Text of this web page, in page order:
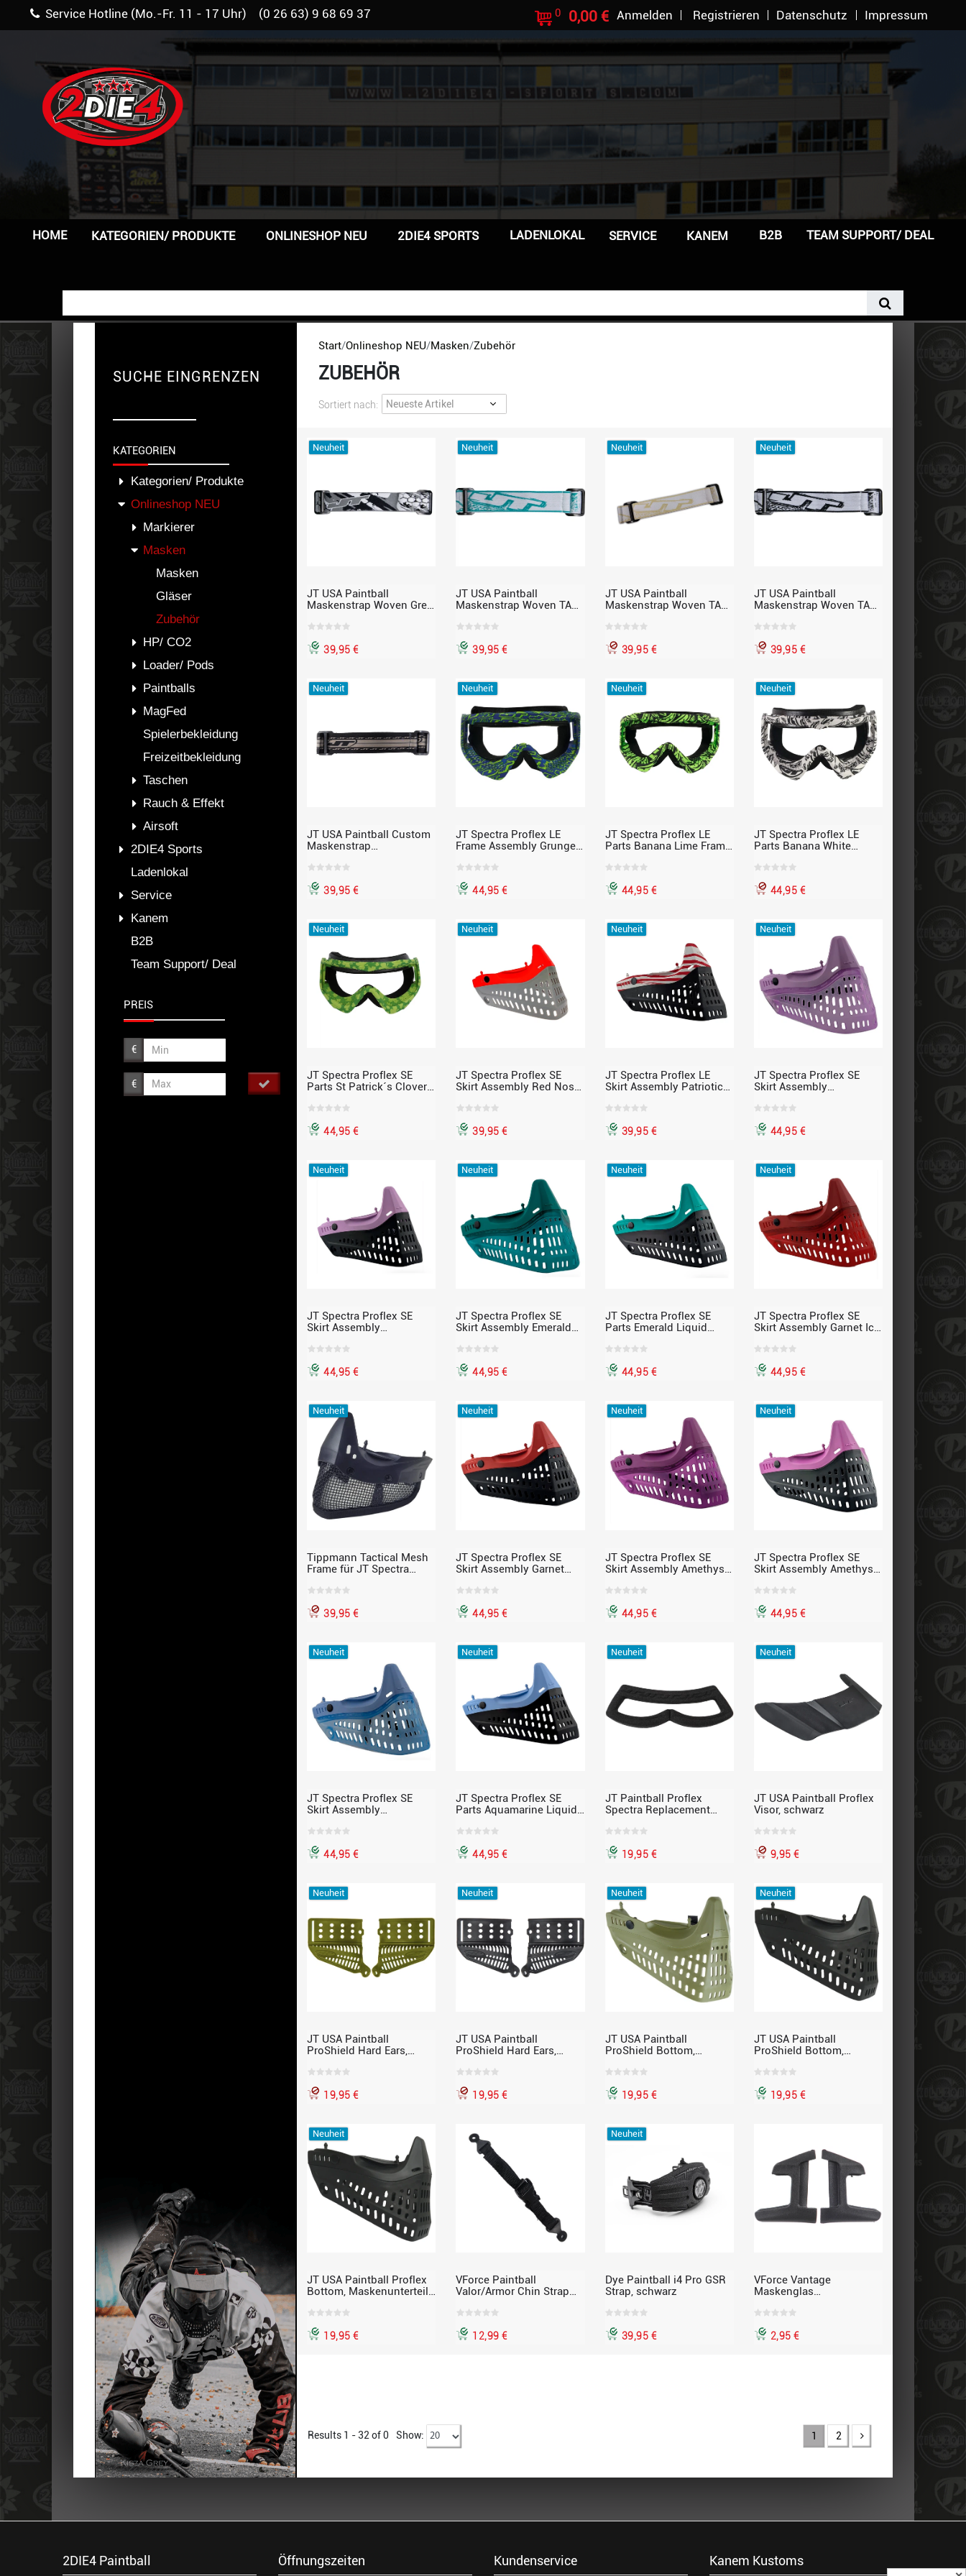
Service Hotline (Mo.-Fr. 11 - 17 Uhr) (0 26 63) 9 68 69 37 0 0,00 € Anmelden Registrieren Datenschutz Impressum
HOME KATEGORIEN/ PRODUKTE ONLINESHOP NEU 2DIE4 SPORTS LADENLOKAL SERVICE KANEM B2B TEAM SUPPORT/ DEAL
SUCHE EINGRENZEN
KATEGORIEN
Kategorien/ Produkte
Onlineshop NEU
Markierer
Masken
Masken
Gläser
Zubehör
HP/ CO2
Loader/ Pods
Paintballs
MagFed
Spielerbekleidung
Freizeitbekleidung
Taschen
Rauch & Effekt
Airsoft
2DIE4 Sports
Ladenlokal
Service
Kanem
B2B
Team Support/ Deal
PREIS
€
€
Start Onlineshop NEU Masken Zubehör
ZUBEHÖR
Sortiert nach:
Neuheit
JT USA Paintball
Maskenstrap Woven Grey
passend für JT Proflex
39,95 €
Neuheit
JT USA Paintball
Maskenstrap Woven TAO
Edition, passend für JT
Proflex
39,95 €
Neuheit
JT USA Paintball
Maskenstrap Woven TAO
passend für JT Proflex
39,95 €
Neuheit
JT USA Paintball
Maskenstrap Woven TAO
passend für JT Proflex
39,95 €
Neuheit
JT USA Paintball Custom
Maskenstrap
Edition, passend für JT
Proflex
39,95 €
Neuheit
JT Spectra Proflex LE
Frame Assembly Grunge
Edition Maskenrahmen
44,95 €
Neuheit
JT Spectra Proflex LE
Parts Banana Lime Frame
44,95 €
Neuheit
JT Spectra Proflex LE
Parts Banana White
44,95 €
Neuheit
JT Spectra Proflex SE
Parts St Patrick´s Clover
44,95 €
Neuheit
JT Spectra Proflex SE
Skirt Assembly Red Nose
passend für Proflex
39,95 €
Neuheit
JT Spectra Proflex LE
Skirt Assembly Patriotic
Limited Edition, passend
für Proflex
39,95 €
Neuheit
JT Spectra Proflex SE
Skirt Assembly
Standard Chin Strap,
passend für Proflex
44,95 €
Neuheit
JT Spectra Proflex SE
Skirt Assembly
Black Skirt – MCS,
passend für Proflex
44,95 €
Neuheit
JT Spectra Proflex SE
Skirt Assembly Emerald
Strap, passend für Proflex
44,95 €
Neuheit
JT Spectra Proflex SE
Parts Emerald Liquid
44,95 €
Neuheit
JT Spectra Proflex SE
Skirt Assembly Garnet Ice
Strap, passend für Proflex
44,95 €
Neuheit
Tippmann Tactical Mesh
Frame für JT Spectra
39,95 €
Neuheit
JT Spectra Proflex SE
Skirt Assembly Garnet
passend für Proflex
44,95 €
Neuheit
JT Spectra Proflex SE
Skirt Assembly Amethyst
Strap, passend für Proflex
44,95 €
Neuheit
JT Spectra Proflex SE
Skirt Assembly Amethyst
– MCS, passend für
Proflex
44,95 €
Neuheit
JT Spectra Proflex SE
Skirt Assembly
Standard Chin Strap,
passend für Proflex
44,95 €
Neuheit
JT Spectra Proflex SE
Parts Aquamarine Liquid
44,95 €
Neuheit
JT Paintball Proflex
Spectra Replacement
19,95 €
Neuheit
JT USA Paintball Proflex
Visor, schwarz
9,95 €
Neuheit
JT USA Paintball
ProShield Hard Ears,
19,95 €
Neuheit
JT USA Paintball
ProShield Hard Ears,
19,95 €
Neuheit
JT USA Paintball
ProShield Bottom,
Mundschutz, oliv
19,95 €
Neuheit
JT USA Paintball
ProShield Bottom,
Mundschutz, schwarz
19,95 €
Neuheit
JT USA Paintball Proflex
Bottom, Maskenunterteil,
19,95 €
VForce Paintball
Valor/Armor Chin Strap
12,99 €
Neuheit
Dye Paintball i4 Pro GSR
Strap, schwarz
39,95 €
VForce Vantage
Maskenglas
2,95 €
Results 1 - 32 of0 Show: 1 2
2DIE4 Paintball Öffnungszeiten Kundenservice Kanem Kustoms